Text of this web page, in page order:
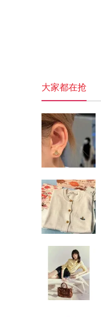
大家都在抢